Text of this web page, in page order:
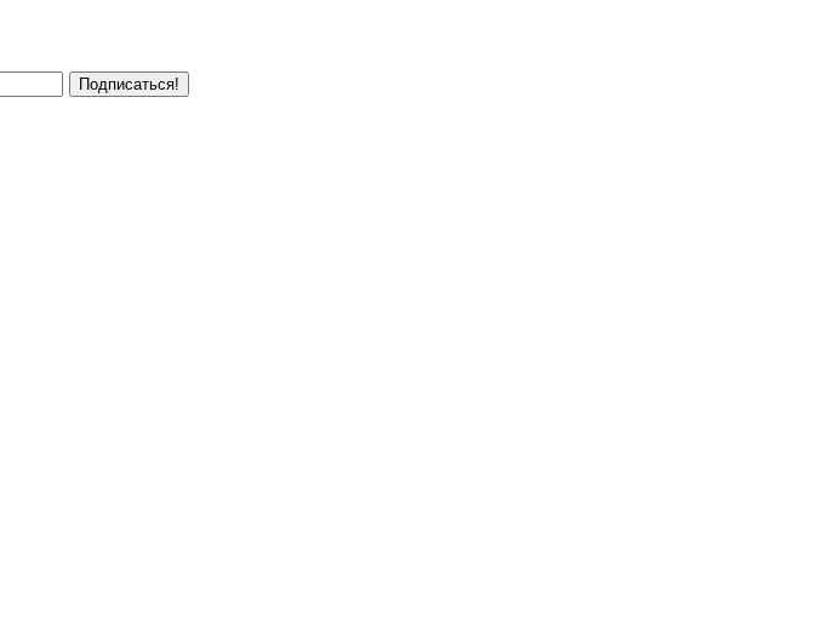
Подписаться!